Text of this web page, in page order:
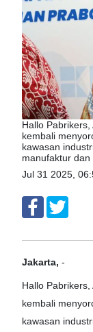
Hallo
kembali
kawasan
manufaktur dan
Jul 31 2025,
Jakarta, -
Hallo
kembali
kawasan